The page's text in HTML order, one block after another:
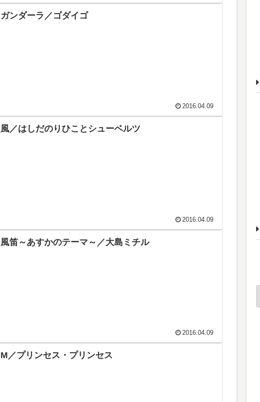
ガンダーラ／ゴダイゴ
2016.04.09
風／はしだのりひことシューベルツ
2016.04.09
風笛～あすかのテーマ～／大島ミチル
2016.04.09
M／プリンセス・プリンセス